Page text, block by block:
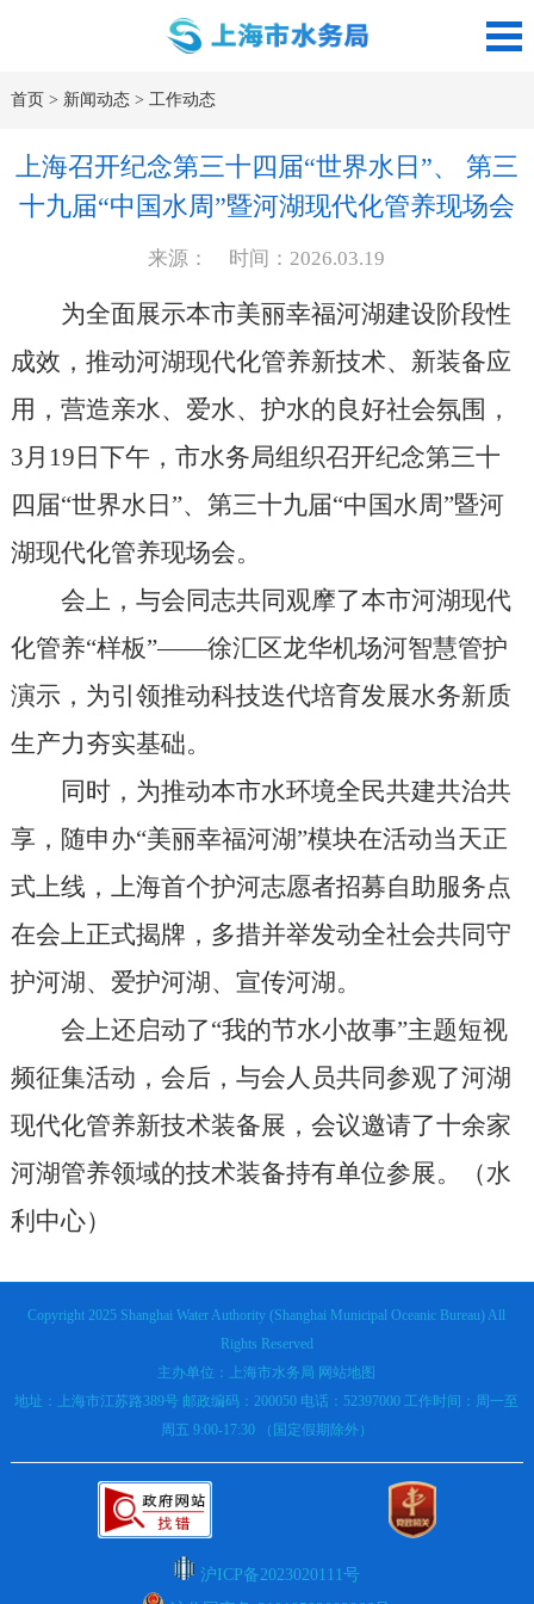
首页 > 新闻动态> 工作动态
上海召开纪念第三十四届“世界水日”、 第三
十九届“中国水周”暨河湖现代化管养现场会
来源： 时间：2026.03.19
为全面展示本市美丽幸福河湖建设阶段性
成效，推动河湖现代化管养新技术、新装备应
用，营造亲水、爱水、护水的良好社会氛围，
3月19日下午，市水务局组织召开纪念第三十
四届“世界水日”、第三十九届“中国水周”暨河
湖现代化管养现场会。
会上，与会同志共同观摩了本市河湖现代
化管养“样板”——徐汇区龙华机场河智慧管护
演示，为引领推动科技迭代培育发展水务新质
生产力夯实基础。
同时，为推动本市水环境全民共建共治共
享，随申办“美丽幸福河湖”模块在活动当天正
式上线，上海首个护河志愿者招募自助服务点
在会上正式揭牌，多措并举发动全社会共同守
护河湖、爱护河湖、宣传河湖。
会上还启动了“我的节水小故事”主题短视
频征集活动，会后，与会人员共同参观了河湖
现代化管养新技术装备展，会议邀请了十余家
河湖管养领域的技术装备持有单位参展。（水
利中心）
Copyright 2025 Shanghai Water Authority (Shanghai Municipal Oceanic Bureau) All
Rights Reserved
主办单位：上海市水务局 网站地图
地址：上海市江苏路389号 邮政编码：200050 电话：52397000 工作时间：周一至
周五 9:00-17:30 （国定假期除外）
沪ICP备2023020111号